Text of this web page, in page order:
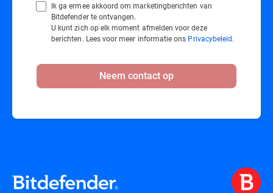
Ik ga ermee akkoord om marketingberichten van
Bitdefender te ontvangen.
U kunt zich op elk moment afmelden voor deze
berichten. Lees voor meer informatie ons Privacybeleid.
Neem contact op